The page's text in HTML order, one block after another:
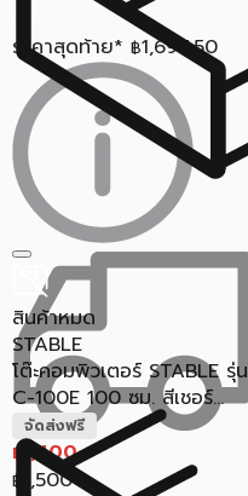
ราคาสุดท้าย* ฿1,697.50
สินค้าหมด
STABLE
โต๊ะคอมพิวเตอร์ STABLE รุ่น
C-100E 100 ซม. สีเชอร์...
จัดส่งฟรี
฿ 1,400
฿ 1,500